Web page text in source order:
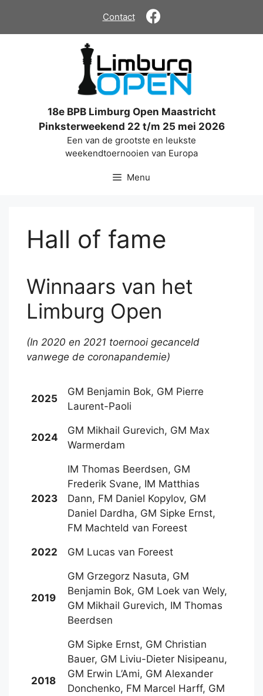
de
Contact
18e BPB Limburg Open Maastricht
Pinksterweekend 22 t/m 25 mei 2026
Een van de grootste en leukste
weekendtoernooien van Europa
Menu
Hall of fame
Winnaars van het
Limburg Open
(In 2020 en 2021 toernooi gecanceld
vanwege de coronapandemie)
2025
GM Benjamin Bok, GM Pierre
Laurent-Paoli
2024
GM Mikhail Gurevich, GM Max
Warmerdam
2023
IM Thomas Beerdsen, GM
Frederik Svane, IM Matthias
Dann, FM Daniel Kopylov, GM
Daniel Dardha, GM Sipke Ernst,
FM Machteld van Foreest
2022 GM Lucas van Foreest
2019
GM Grzegorz Nasuta, GM
Benjamin Bok, GM Loek van Wely,
GM Mikhail Gurevich, IM Thomas
Beerdsen
2018
GM Sipke Ernst, GM Christian
Bauer, GM Liviu-Dieter Nisipeanu,
GM Erwin L’Ami, GM Alexander
Donchenko, FM Marcel Harff, GM